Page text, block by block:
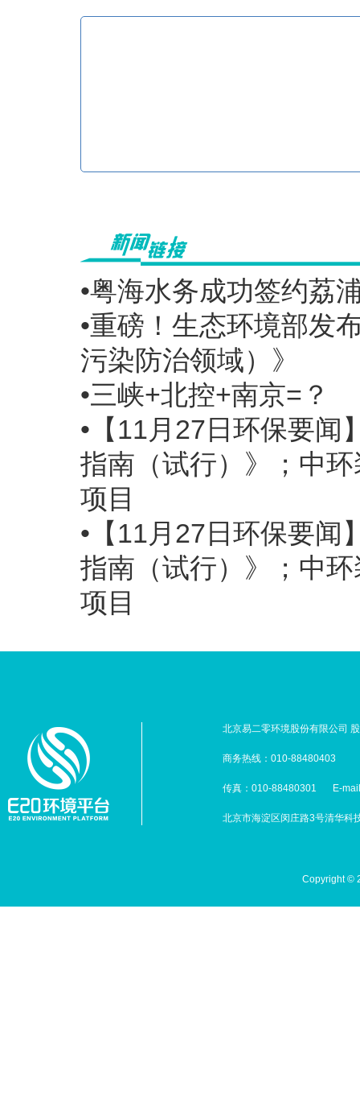
•粤海水务成功签约荔
•重磅！生态环境部发
污染防治领域）》
•三峡+北控+南京=？
•【11月27日环保要闻
指南（试行）》；中
项目
•【11月27日环保要闻
指南（试行）》；中
项目
北京易二零环境股份有限公司
商务热线：010-88480403
传真：010-88480301 E-
北京市海淀区闵庄路3号清华科
Copyright ©